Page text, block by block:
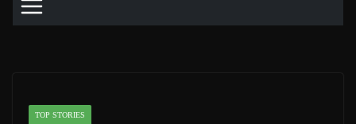
TOP STORIES